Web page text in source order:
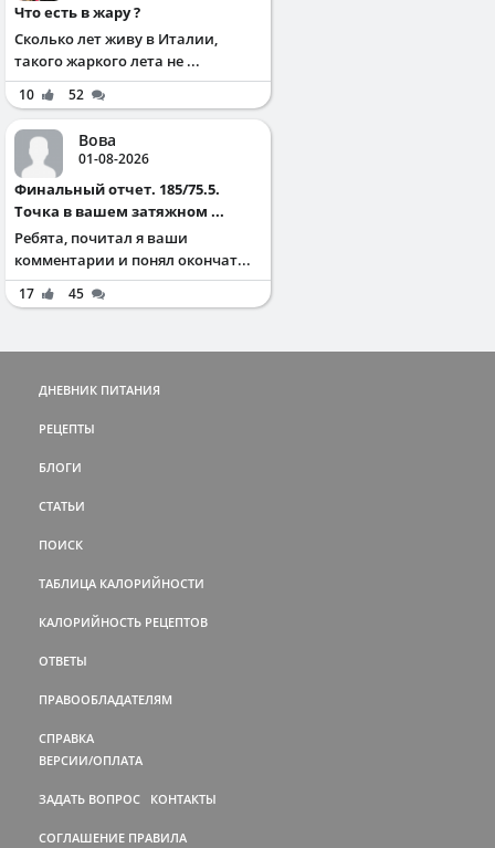
Что есть в жару ?
Сколько лет живу в Италии,
такого жаркого лета не ...
10 52
Вова
01-08-2026
Финальный отчет. 185/75.5.
Точка в вашем затяжном ...
Ребята, почитал я ваши
комментарии и понял окончат...
17 45
ДНЕВНИК ПИТАНИЯ
РЕЦЕПТЫ
БЛОГИ
СТАТЬИ
ПОИСК
ТАБЛИЦА КАЛОРИЙНОСТИ
КАЛОРИЙНОСТЬ РЕЦЕПТОВ
ОТВЕТЫ
ПРАВООБЛАДАТЕЛЯМ
СПРАВКА
ВЕРСИИ/ОПЛАТА
ЗАДАТЬ ВОПРОС КОНТАКТЫ
СОГЛАШЕНИЕ ПРАВИЛА